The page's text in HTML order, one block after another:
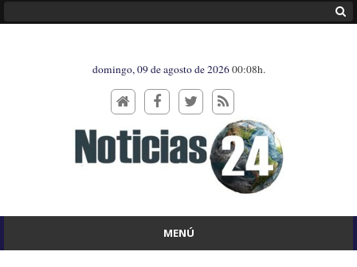
domingo, 09 de agosto de 202600:08h.
MENÚ